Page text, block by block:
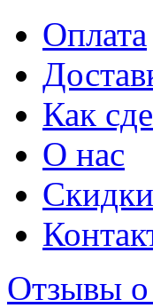
Оплата
Как
О нас
Скидки
Отзывы